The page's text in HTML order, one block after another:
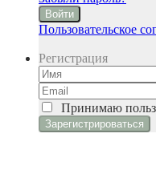
Войти
Пользовательское
Регистрация
Принимаю